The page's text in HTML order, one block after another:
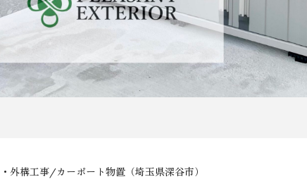
外構工事/カーポート物置（埼玉県深谷市）